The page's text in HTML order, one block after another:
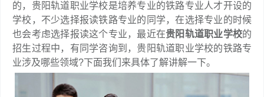
的，贵阳轨道职业学校是培养专业的铁路专业人才开设的
学校，不少选择报读铁路专业的同学，在选择专业的时候
也会考虑选择报读这个专业，最近在贵阳轨道职业学校的
招生过程中，有同学咨询到，贵阳轨道职业学校的铁路专
业涉及哪些领域?下面我们来具体了解讲解一下。